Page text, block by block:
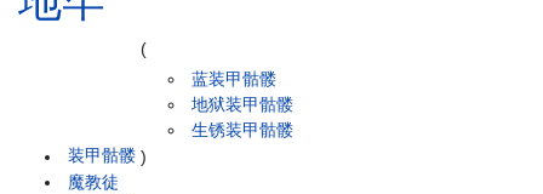
装甲骷髅
(
蓝装甲骷髅
地狱装甲骷髅
生锈装甲骷髅
)
魔教徒